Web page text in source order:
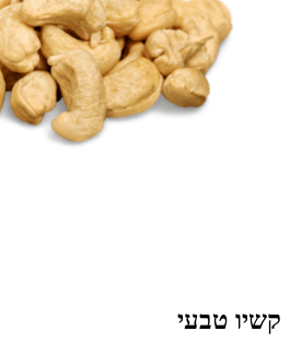
קשיו טבעי